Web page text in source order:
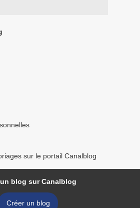
sur le portail Canalblog
blog sur Canalblog
Créer un blog